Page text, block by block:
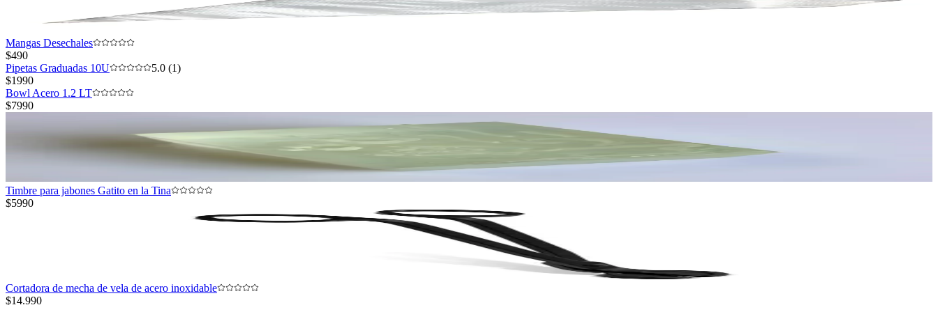
Mangas Desechales
$490
Pipetas Graduadas 10U
5.0 (1)
$1990
Bowl Acero 1.2 LT
$7990
Timbre para jabones Gatito en la Tina
$5990
Cortadora de mecha de vela de acero inoxidable
$14.990